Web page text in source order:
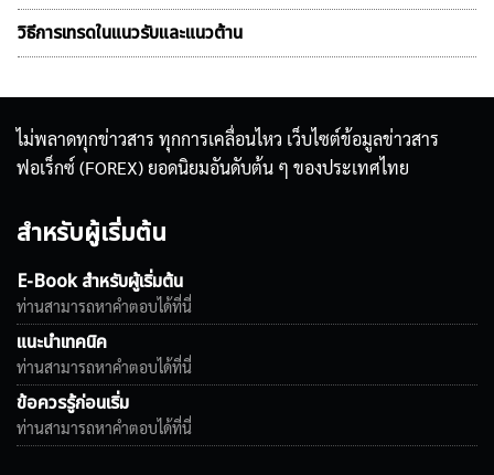
วิธีการเทรดในแนวรับและแนวต้าน
ไม่พลาดทุกข่าวสาร ทุกการเคลื่อนไหว เว็บไซต์ข้อมูลข่าวสาร
ฟอเร็กซ์ (FOREX) ยอดนิยมอันดับต้น ๆ ของประเทศไทย
สำหรับผู้เริ่มต้น
E-Book สำหรับผู้เริ่มต้น
ท่านสามารถหาคำตอบได้ที่นี่
แนะนำเทคนิค
ท่านสามารถหาคำตอบได้ที่นี่
ข้อควรรู้ก่อนเริ่ม
ท่านสามารถหาคำตอบได้ที่นี่